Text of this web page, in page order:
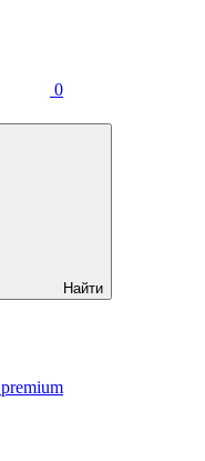
0
Найти